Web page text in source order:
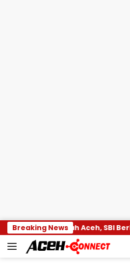
Langsung
ke
konten
Breaking News
Aceh, SBI Berkomitmen